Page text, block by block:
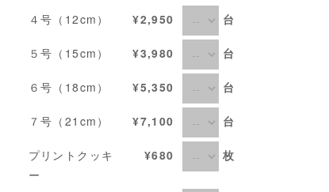
４号（12cm） ¥2,950 台
５号（15cm） ¥3,980 台
６号（18cm） ¥5,350 台
７号（21cm） ¥7,100 台
プリントクッキ
ー
¥680 枚